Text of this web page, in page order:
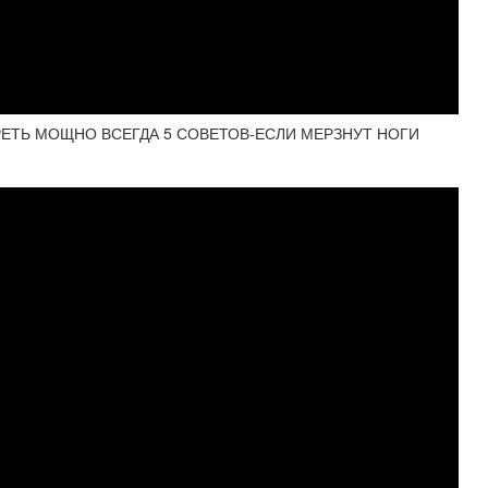
МОЩНО ВСЕГДА 5 СОВЕТОВ-ЕСЛИ МЕРЗНУТ НОГИ